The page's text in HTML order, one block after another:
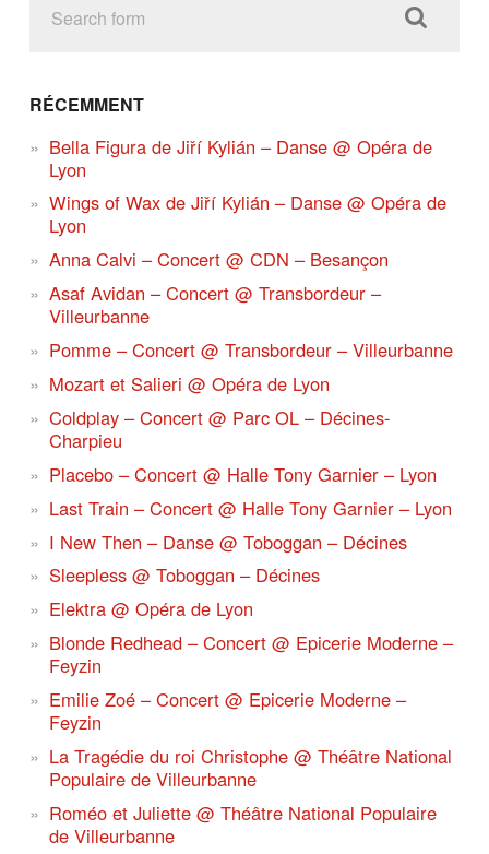
RÉCEMMENT
Bella Figura de Jiří Kylián – Danse @ Opéra de
Lyon
Wings of Wax de Jiří Kylián – Danse @ Opéra de
Lyon
Anna Calvi – Concert @ CDN – Besançon
Asaf Avidan – Concert @ Transbordeur –
Villeurbanne
Pomme – Concert @ Transbordeur – Villeurbanne
Mozart et Salieri @ Opéra de Lyon
Coldplay – Concert @ Parc OL – Décines-
Charpieu
Placebo – Concert @ Halle Tony Garnier – Lyon
Last Train – Concert @ Halle Tony Garnier – Lyon
I New Then – Danse @ Toboggan – Décines
Sleepless @ Toboggan – Décines
Elektra @ Opéra de Lyon
Blonde Redhead – Concert @ Epicerie Moderne –
Feyzin
Emilie Zoé – Concert @ Epicerie Moderne –
Feyzin
La Tragédie du roi Christophe @ Théâtre National
Populaire de Villeurbanne
Roméo et Juliette @ Théâtre National Populaire
de Villeurbanne